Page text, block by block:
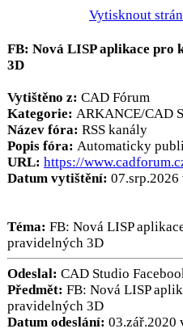
Vytisknout
FB: Nová LISP aplikace pro
3D
Vytištěno z: CAD Fórum
Kategorie: ARKANCE/CAD
Název fóra: RSS kanály
Popis fóra: Automaticky
URL: https://
Datum vytištění: 07.srp.2026
Téma: FB: Nová LISP
pravidelných 3D
Odeslal: CAD Studio
Předmět: FB: Nová LISP
pravidelných 3D
Datum odeslání: 03.zář.2020